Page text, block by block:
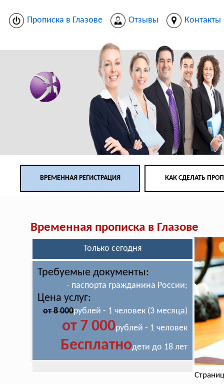
Прописка в Глазове Отзывы Контакты
ВРЕМЕННАЯ РЕГИСТРАЦИЯ КАК СДЕЛАТЬ
Временная прописка в Глазове
Только сегодня
Требуемые документы:
- паспорта гражданина России;
Цена услуг:
от 8 000рублей - 1 человек (3 месяца)
от 7 000рублей - 1 человек
Бесплатнодети до 18 лет